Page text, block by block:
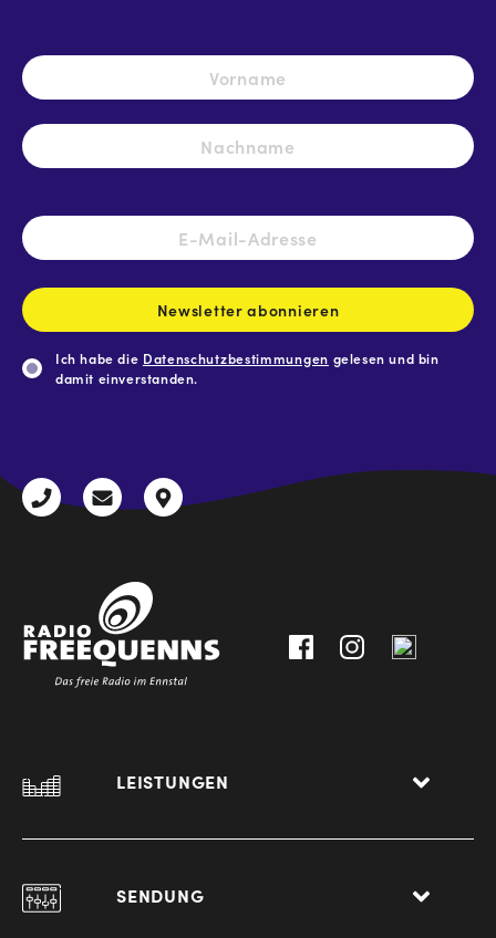
Name *
E-
Mail-
Newsletter abonnieren
Ich habe die Datenschutzbestimmungen gelesen und bin
damit einverstanden.
+43
radio@freequenns.at
Kulturhausstraße
LEISTUNGEN
SENDUNG